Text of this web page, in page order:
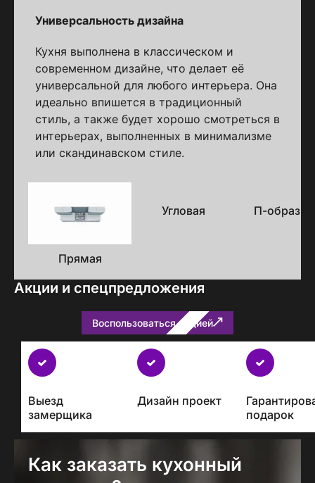
Универсальность дизайна
Кухня выполнена в классическом и
современном дизайне, что делает её
универсальной для любого интерьера. Она
идеально впишется в традиционный
стиль, а также будет хорошо смотреться в
интерьерах, выполненных в минимализме
или скандинавском стиле.
исполнения
Прямая
Угловая П-
Акции и спецпредложения
Воспользоваться акцией
Бесплатно
с
проектом
Выезд
замерщика
Дизайн проект
подарок
Как заказать кухонный